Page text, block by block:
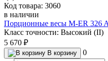
Код товара: 3060
в наличии
Порционные весы M-ER 326
Класс точности: Высокий (II)
5 670 ₽
В корзину 0